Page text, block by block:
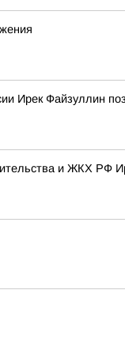
Ирек Файзуллин
и ЖКХ РФ